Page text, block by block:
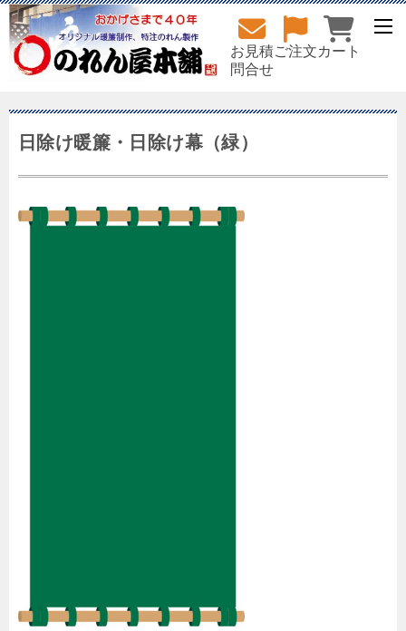
お見積
問合せ
ご注文カート
日除け暖簾・日除け幕（緑）